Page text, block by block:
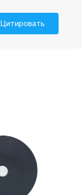
Цитировать